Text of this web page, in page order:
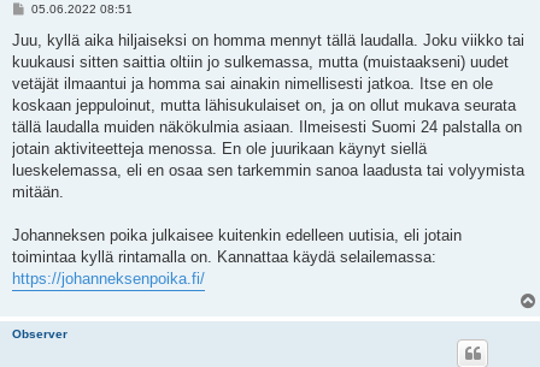
V
e
t
i
05.06.2022 08:51
Juu, kyllä aika hiljaiseksi on homma mennyt tällä laudalla. Joku viikko tai
kuukausi sitten saittia oltiin jo sulkemassa, mutta (muistaakseni) uudet
vetäjät ilmaantui ja homma sai ainakin nimellisesti jatkoa. Itse en ole
koskaan jeppuloinut, mutta lähisukulaiset on, ja on ollut mukava seurata
tällä laudalla muiden näkökulmia asiaan. Ilmeisesti Suomi 24 palstalla on
jotain aktiviteetteja menossa. En ole juurikaan käynyt siellä
lueskelemassa, eli en osaa sen tarkemmin sanoa laadusta tai volyymista
mitään.
Johanneksen poika julkaisee kuitenkin edelleen uutisia, eli jotain
toimintaa kyllä rintamalla on. Kannattaa käydä selailemassa:
https://johanneksenpoika.fi/
Observer